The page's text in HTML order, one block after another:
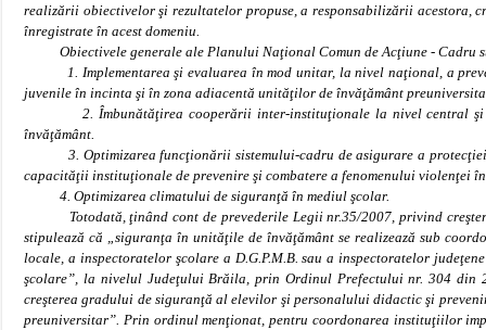
realizării obiectivelor şi rezultatelor propuse, a responsabilizării acestora,
înregistrate în acest domeniu.
Obiectivele generale alePlanului Naţional Comun de Acţiune - Cadru
1. Implementarea şi evaluarea în mod unitar, la nivel naţional, a
juvenile în incinta şi în zona adiacentă unităţilor de învăţământ
2. Îmbunătăţirea cooperării inter-instituţionale la nivel central şi
învăţământ.
3. Optimizarea funcţionării sistemului-cadru de asigurare a protecţiei
capacităţii instituţionale de prevenire şi combatere a fenomenului violenţei
4. Optimizarea climatului de siguranţă în mediul şcolar.
Totodată, ţinând cont de prevederile Legii nr.35/2007, privind
stipulează că „siguranţa în unităţile de învăţământ se realizează sub
locale, a inspectoratelor şcolare a D.G.P.M.B. sau a inspectoratelor
şcolare”, la nivelul Judeţului Brăila, prin Ordinul Prefectului nr. 304 din
creşterea gradului de siguranţă al elevilor şi personalului didactic şi
preuniversitar”. Prin ordinul menţionat, pentru coordonarea instituţiilor